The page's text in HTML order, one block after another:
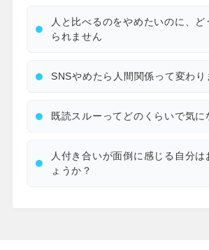
人と比べるのをやめたいのに、ど
られません
SNSやめたら人間関係って変わり
既読スルーってどのくらいで気に
人付き合いが面倒に感じる自分は
ょうか？